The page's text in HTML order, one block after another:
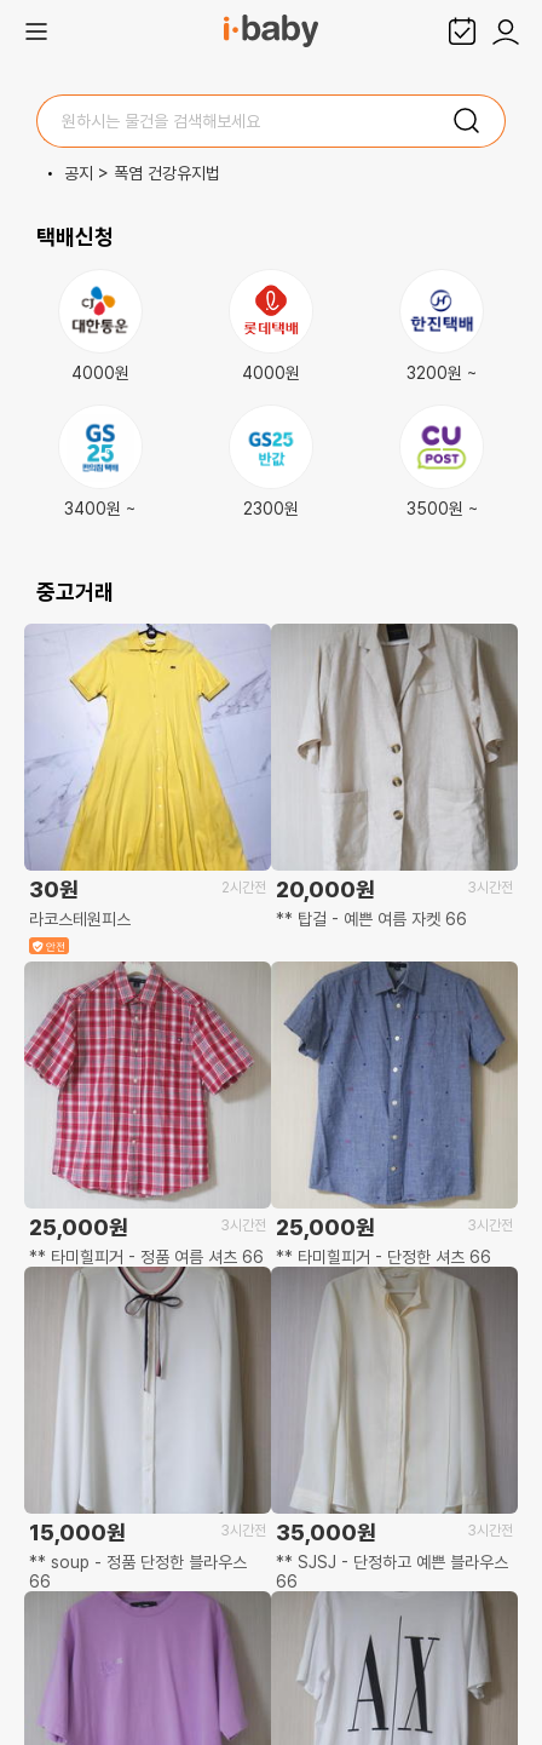
공지 > 폭염 건강유지법
택배신청
4000원 4000원 3200원 ~
3400원 ~ 2300원 3500원 ~
중고거래
2시간전
30원
라코스테원피스
안전
3시간전
20,000원
** 탑걸 - 예쁜 여름 자켓 66
3시간전
25,000원
** 타미힐피거 - 정품 여름 셔츠 66
3시간전
25,000원
** 타미힐피거 - 단정한 셔츠 66
3시간전
15,000원
** soup - 정품 단정한 블라우스
66
3시간전
35,000원
** SJSJ - 단정하고 예쁜 블라우스
66